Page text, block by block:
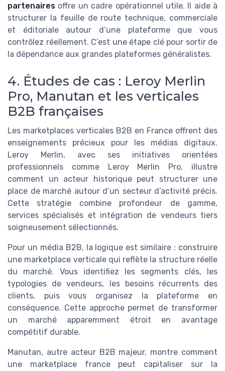
partenaires offre un cadre opérationnel utile. Il aide à
structurer la feuille de route technique, commerciale
et éditoriale autour d’une plateforme que vous
contrôlez réellement. C’est une étape clé pour sortir de
la dépendance aux grandes plateformes généralistes.
4. Études de cas : Leroy Merlin
Pro, Manutan et les verticales
B2B françaises
Les marketplaces verticales B2B en France offrent des
enseignements précieux pour les médias digitaux.
Leroy Merlin, avec ses initiatives orientées
professionnels comme Leroy Merlin Pro, illustre
comment un acteur historique peut structurer une
place de marché autour d’un secteur d’activité précis.
Cette stratégie combine profondeur de gamme,
services spécialisés et intégration de vendeurs tiers
soigneusement sélectionnés.
Pour un média B2B, la logique est similaire : construire
une marketplace verticale qui reflète la structure réelle
du marché. Vous identifiez les segments clés, les
typologies de vendeurs, les besoins récurrents des
clients, puis vous organisez la plateforme en
conséquence. Cette approche permet de transformer
un marché apparemment étroit en avantage
compétitif durable.
Manutan, autre acteur B2B majeur, montre comment
une marketplace france peut capitaliser sur la